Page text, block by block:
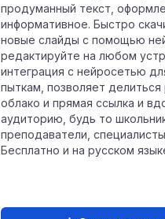
продуманный текст,
информативное. Быстро
новые слайды с помощью
редактируйте на любом
интеграция с нейросетью
пыткам, позволяет
облако и прямая ссылка и
аудиторию, будь то
преподаватели,
Бесплатно и на русском